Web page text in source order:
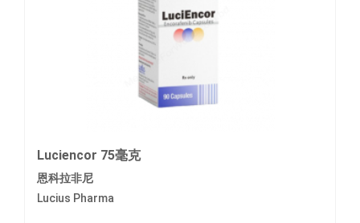
Luciencor 75毫克
恩科拉非尼
Lucius Pharma